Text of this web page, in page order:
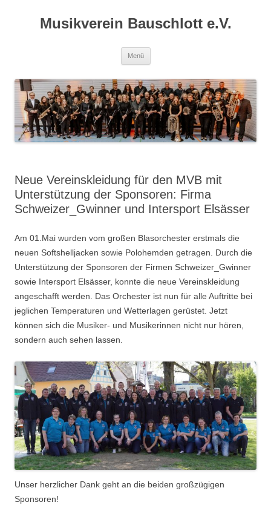
springenMusikverein Bauschlott e.V.
Menü
Neue Vereinskleidung für den MVB mit
Unterstützung der Sponsoren: Firma
Schweizer_Gwinner und Intersport Elsässer
Am 01.Mai wurden vom großen Blasorchester erstmals die
neuen Softshelljacken sowie Polohemden getragen. Durch die
Unterstützung der Sponsoren der Firmen Schweizer_Gwinner
sowie Intersport Elsässer, konnte die neue Vereinskleidung
angeschafft werden. Das Orchester ist nun für alle Auftritte bei
jeglichen Temperaturen und Wetterlagen gerüstet. Jetzt
können sich die Musiker- und Musikerinnen nicht nur hören,
sondern auch sehen lassen.
Unser herzlicher Dank geht an die beiden großzügigen
Sponsoren!